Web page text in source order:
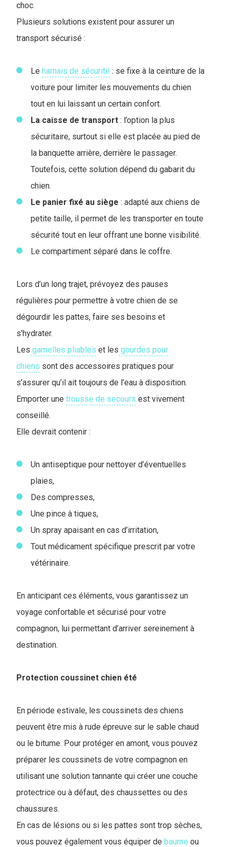
choc.
Plusieurs solutions existent pour assurer un
transport sécurisé :
Le harnais de sécurité : se fixe à la ceinture de la
voiture pour limiter les mouvements du chien
tout en lui laissant un certain confort.
La caisse de transport : l’option la plus
sécuritaire, surtout si elle est placée au pied de
la banquette arrière, derrière le passager.
Toutefois, cette solution dépend du gabarit du
chien.
Le panier fixé au siège : adapté aux chiens de
petite taille, il permet de les transporter en toute
sécurité tout en leur offrant une bonne visibilité.
Le compartiment séparé dans le coffre.
Lors d’un long trajet, prévoyez des pauses
régulières pour permettre à votre chien de se
dégourdir les pattes, faire ses besoins et
s’hydrater.
Les gamelles pliables et les gourdes pour
chiens sont des accessoires pratiques pour
s’assurer qu’il ait toujours de l’eau à disposition.
Emporter une trousse de secours est vivement
conseillé.
Elle devrait contenir :
Un antiseptique pour nettoyer d’éventuelles
plaies,
Des compresses,
Une pince à tiques,
Un spray apaisant en cas d’irritation,
Tout médicament spécifique prescrit par votre
vétérinaire.
En anticipant ces éléments, vous garantissez un
voyage confortable et sécurisé pour votre
compagnon, lui permettant d’arriver sereinement à
destination.
Protection coussinet chien été
En période estivale, les coussinets des chiens
peuvent être mis à rude épreuve sur le sable chaud
ou le bitume. Pour protéger en amont, vous pouvez
préparer les coussinets de votre compagnon en
utilisant une solution tannante qui créer une couche
protectrice ou à défaut, des chaussettes ou des
chaussures.
En cas de lésions ou si les pattes sont trop sèches,
vous pouvez également vous équiper de baume ou